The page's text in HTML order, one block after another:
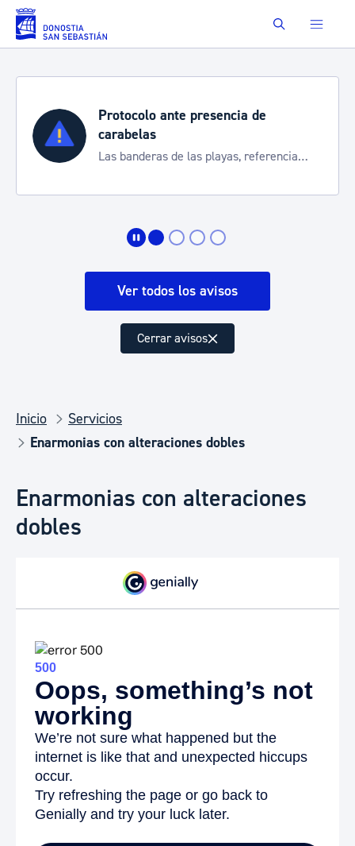
Saltar al contenido principal Buscar
Protocolo ante presencia de
carabelas
Las banderas de las playas, referencia
Ver todos los avisos
Cerrar avisos
Inicio
Servicios
Enarmonias con alteraciones dobles
Enarmonias con alteraciones
dobles